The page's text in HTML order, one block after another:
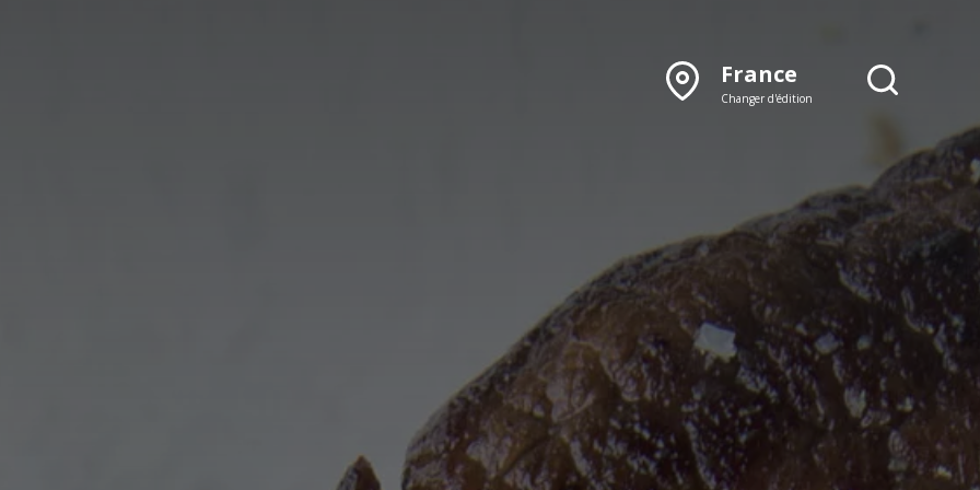
France
Changer d'édition
Lyon
Rhône‑Alpes